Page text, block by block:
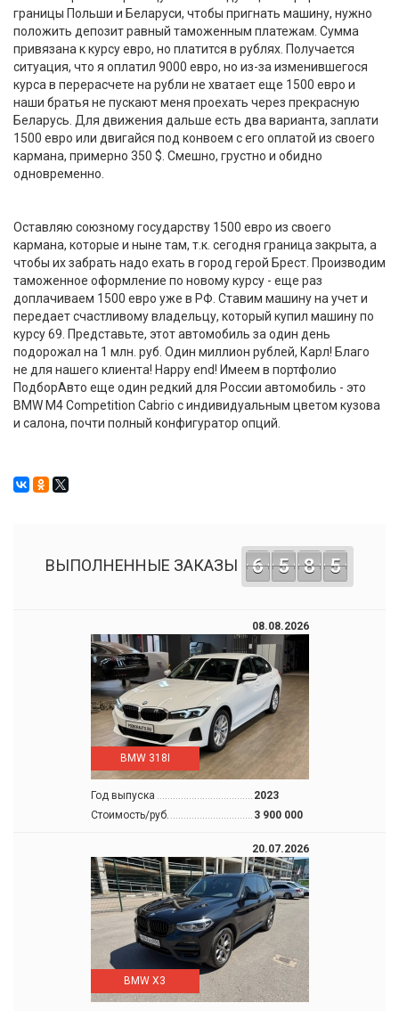
границы Польши и Беларуси, чтобы пригнать машину, нужно
положить депозит равный таможенным платежам. Сумма
привязана к курсу евро, но платится в рублях. Получается
ситуация, что я оплатил 9000 евро, но из-за изменившегося
курса в перерасчете на рубли не хватает еще 1500 евро и
наши братья не пускают меня проехать через прекрасную
Беларусь. Для движения дальше есть два варианта, заплати
1500 евро или двигайся под конвоем с его оплатой из своего
кармана, примерно 350 $. Смешно, грустно и обидно
одновременно.
Оставляю союзному государству 1500 евро из своего
кармана, которые и ныне там, т.к. сегодня граница закрыта, а
чтобы их забрать надо ехать в город герой Брест. Производим
таможенное оформление по новому курсу - еще раз
доплачиваем 1500 евро уже в РФ. Ставим машину на учет и
передает счастливому владельцу, который купил машину по
курсу 69. Представьте, этот автомобиль за один день
подорожал на 1 млн. руб. Один миллион рублей, Карл! Благо
не для нашего клиента! Happy end! Имеем в портфолио
ПодборАвто еще один редкий для России автомобиль - это
BMW M4 Competition Cabrio с индивидуальным цветом кузова
и салона, почти полный конфигуратор опций.
ВЫПОЛНЕННЫЕ ЗАКАЗЫ 6 5 8 5
08.08.2026
BMW 318I
Год выпуска
2023
Стоимость/руб.
3 900 000
20.07.2026
BMW X3